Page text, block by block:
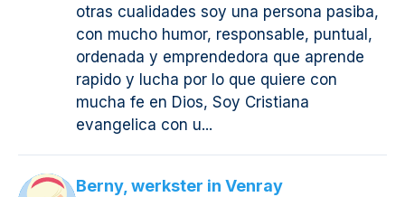
otras cualidades soy una persona pasiba,
con mucho humor, responsable, puntual,
ordenada y emprendedora que aprende
rapido y lucha por lo que quiere con
mucha fe en Dios, Soy Cristiana
evangelica con u...
Berny, werkster in Venray